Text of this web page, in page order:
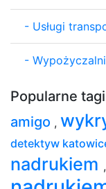
- Usługi
-
Popularne tagi
amigo ,
detektyw
nadrukiem ,